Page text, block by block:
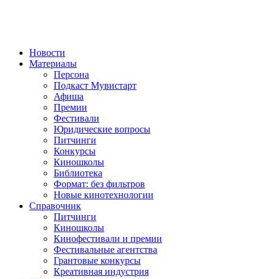
Новости
Материалы
Персона
Подкаст Мувистарт
Афиша
Премии
Фестивали
Юридические вопросы
Питчинги
Конкурсы
Киношколы
Библиотека
Формат: без фильтров
Новые кинотехнологии
Справочник
Питчинги
Киношколы
Кинофестивали и премии
Фестивальные агентства
Грантовые конкурсы
Креативная индустрия